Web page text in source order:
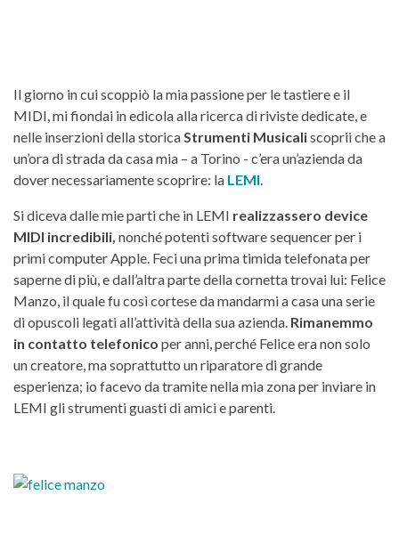
Il giorno in cui scoppiò la mia passione per le tastiere e il
MIDI, mi fiondai in edicola alla ricerca di riviste dedicate, e
nelle inserzioni della storicaStrumenti Musicaliscoprii che a
un’ora di strada da casa mia – a Torino - c’era un’azienda da
dover necessariamente scoprire: la LEMI.
Si diceva dalle mie parti che in LEMI realizzassero device
MIDI incredibili, nonché potenti software sequencer per i
primi computer Apple. Feci una prima timida telefonata per
saperne di più, e dall’altra parte della cornetta trovai lui: Felice
Manzo, il quale fu così cortese da mandarmi a casa una serie
di opuscoli legati all’attività della sua azienda. Rimanemmo
in contatto telefonico per anni, perché Felice era non solo
un creatore, ma soprattutto un riparatore di grande
esperienza; io facevo da tramite nella mia zona per inviare in
LEMI gli strumenti guasti di amici e parenti.